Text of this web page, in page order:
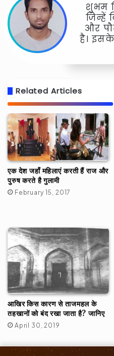
शुभम
जिन्हें
और
है।
Related Articles
एक देश जहाँ महिलाएं करती हैं राज और
पुरुष करते है गुलामी
February 15, 2017
आखिर किस कारण से ताजमहल के
तहखानों को बंद रखा जाता है? जानिए
April 30, 2019